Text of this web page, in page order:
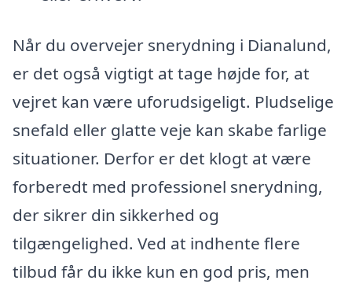
Når du overvejer snerydning i Dianalund,
er det også vigtigt at tage højde for, at
vejret kan være uforudsigeligt. Pludselige
snefald eller glatte veje kan skabe farlige
situationer. Derfor er det klogt at være
forberedt med professionel snerydning,
der sikrer din sikkerhed og
tilgængelighed. Ved at indhente flere
tilbud får du ikke kun en god pris, men